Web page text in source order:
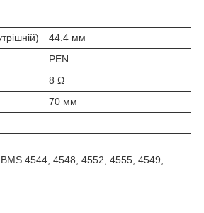
44.4 мм
PEN
8 Ω
70 мм
4544, 4548, 4552, 4555, 4549,